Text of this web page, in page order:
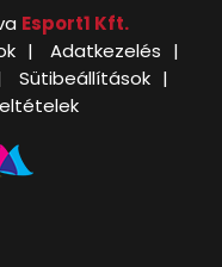
Esport1 Kft.
Adatkezelés
Sütibeállítások